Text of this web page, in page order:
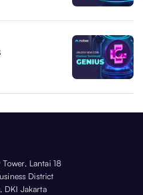
Lantai 18
District
DKI Jakarta